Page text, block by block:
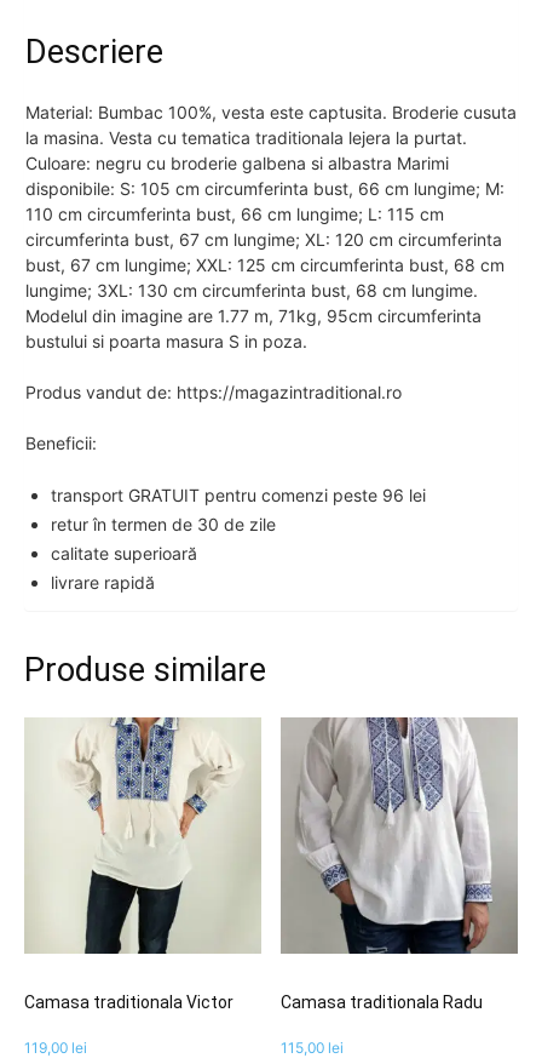
Descriere
Material: Bumbac 100%, vesta este captusita. Broderie cusuta
la masina. Vesta cu tematica traditionala lejera la purtat.
Culoare: negru cu broderie galbena si albastra Marimi
disponibile: S: 105 cm circumferinta bust, 66 cm lungime; M:
110 cm circumferinta bust, 66 cm lungime; L: 115 cm
circumferinta bust, 67 cm lungime; XL: 120 cm circumferinta
bust, 67 cm lungime; XXL: 125 cm circumferinta bust, 68 cm
lungime; 3XL: 130 cm circumferinta bust, 68 cm lungime.
Modelul din imagine are 1.77 m, 71kg, 95cm circumferinta
bustului si poarta masura S in poza.
Produs vandut de: https://magazintraditional.ro
Beneficii:
transport GRATUIT pentru comenzi peste 96 lei
retur în termen de 30 de zile
calitate superioară
livrare rapidă
Produse similare
Camasa traditionala Victor
119,00 lei
Camasa traditionala Radu
115,00 lei